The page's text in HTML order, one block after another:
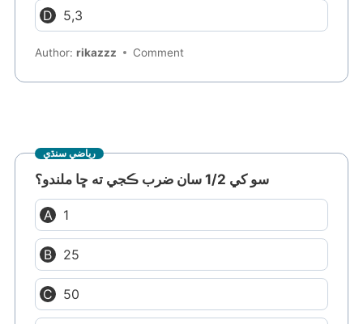
5,3
Author:rikazzz Comment
رياضي سنڌي
سو کي 1/2 سان ضرب ڪجي ته ڇا ملندو؟
1
25
50